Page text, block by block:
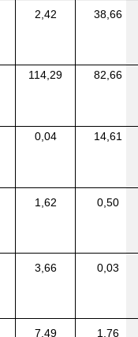
2,42 38,66
114,29 82,66
0,04 14,61
1,62 0,50
3,66 0,03
7,49 1,76